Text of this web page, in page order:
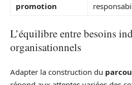
promotion
L’équilibre entre besoins
organisationnels
Adapter la construction du